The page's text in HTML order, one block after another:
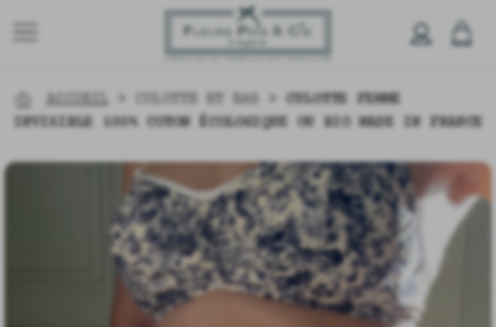
ACCUEIL > CULOTTE ET BAS >
CULOTTE FEMME
INVISIBLE 100% COTON ÉCOLOGIQUE OU BIO MADE IN FRANCE